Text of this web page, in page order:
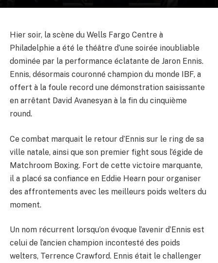
Hier soir, la scène du Wells Fargo Centre à
Philadelphie a été le théâtre d’une soirée inoubliable
dominée par la performance éclatante de Jaron Ennis.
Ennis, désormais couronné champion du monde IBF, a
offert à la foule record une démonstration saisissante
en arrêtant David Avanesyan à la fin du cinquième
round.
Ce combat marquait le retour d’Ennis sur le ring de sa
ville natale, ainsi que son premier fight sous l’égide de
Matchroom Boxing. Fort de cette victoire marquante,
il a placé sa confiance en Eddie Hearn pour organiser
des affrontements avec les meilleurs poids welters du
moment.
Un nom récurrent lorsqu’on évoque l’avenir d’Ennis est
celui de l’ancien champion incontesté des poids
welters, Terrence Crawford. Ennis était le challenger